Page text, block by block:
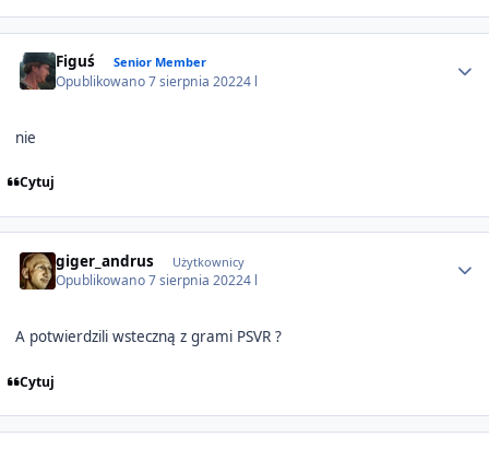
Figuś Senior Member
Opublikowano7 sierpnia 20224 l
nie
Cytuj
giger_andrus Użytkownicy
Opublikowano7 sierpnia 20224 l
A potwierdzili wsteczną z grami PSVR ?
Cytuj